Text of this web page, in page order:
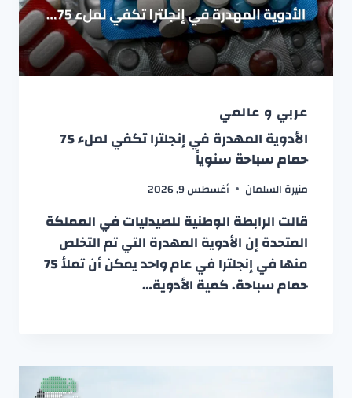
عربي و عالمي
الأدوية المهدرة في إنجلترا تكفي لملء 75
حمام سباحة سنوياً
منيرة السلمان أغسطس 9, 2026
قالت الرابطة الوطنية للصيدليات في المملكة
المتحدة إن الأدوية المهدرة التي تم التخلص
منها في إنجلترا في عام واحد يمكن أن تملأ 75
حمام سباحة. كمية الأدوية…